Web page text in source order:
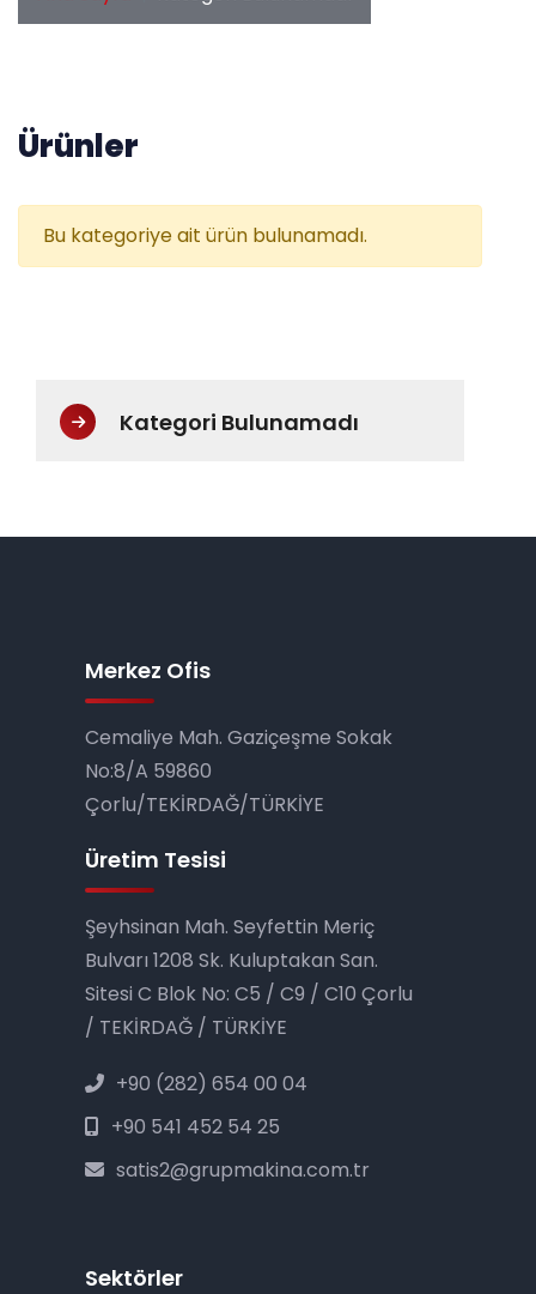
Ürünler
Bu kategoriye ait ürün bulunamadı.
Kategori Bulunamadı
Merkez Ofis
Cemaliye Mah. Gaziçeşme Sokak
No:8/A 59860
Çorlu/TEKİRDAĞ/TÜRKİYE
Üretim Tesisi
Şeyhsinan Mah. Seyfettin Meriç
Bulvarı 1208 Sk. Kulup­takan San.
Sitesi C Blok No: C5 / C9 / C10 Çorlu
/ TEKİRDAĞ / TÜRKİYE
+90 (282) 654 00 04
+90 541 452 54 25
satis2@grupmakina.com.tr
Sektörler